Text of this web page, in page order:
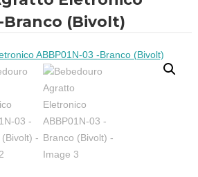
Branco (Bivolt)